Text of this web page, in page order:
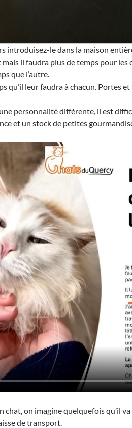
introduisez-le dans la maison
il faudra plus de temps pour les
que l’autre.
qu’il leur faudra à chacun. Portes
personnalité différente, il est
et un stock de petites
chat, on imagine quelquefois qu’il
de transport.